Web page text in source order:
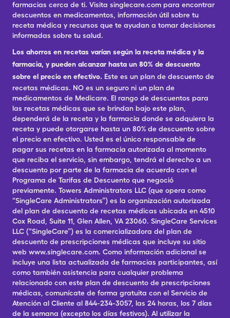
farmacias cerca de ti. Visita singlecare.com para encontrar
descuentos en medicamentos, información útil sobre tu
receta médica y recursos que te ayudan a tomar decisiones
informadas sobre tu salud.
Los ahorros en recetas varían según la receta médica y la
farmacia, y pueden alcanzar hasta un 80% de descuento
sobre el precio en efectivo. Este es un plan de descuento de
recetas médicas. NO es un seguro ni un plan de
medicamentos de Medicare. El rango de descuentos para
las recetas médicas que se brindan bajo este plan,
dependerá de la receta y la farmacia donde se adquiera la
receta y puede otorgarse hasta un 80% de descuento sobre
el precio en efectivo. Usted es el único responsable de
pagar sus recetas en la farmacia autorizada al momento
que reciba el servicio, sin embargo, tendrá el derecho a un
descuento por parte de la farmacia de acuerdo con el
Programa de Tarifas de Descuento que negoció
previamente. Towers Administrators LLC (que opera como
“SingleCare Administrators”) es la organización autorizada
del plan de descuento de recetas médicas ubicada en 4510
Cox Road, Suite 11, Glen Allen, VA 23060. SingleCare Services
LLC (“SingleCare”) es la comercializadora del plan de
descuento de prescripciones médicas que incluye su sitio
web www.singlecare.com. Como información adicional se
incluye una lista actualizada de farmacias participantes, así
como también asistencia para cualquier problema
relacionado con este plan de descuento de prescripciones
médicas, comunícate de forma gratuita con el Servicio de
Atención al Cliente al 844-234-3057, las 24 horas, los 7 días
de la semana (excepto los días festivos). Al utilizar la